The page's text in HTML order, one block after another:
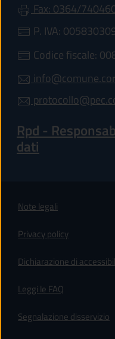
Fax: 0364/
P. IVA:
Codice fiscale:
Rpd -
dati
Note legali
Privacy policy
Dichiarazione di
Leggi le FAQ
Segnalazione disservizio